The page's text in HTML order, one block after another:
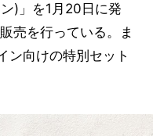
)」を1月20日に発
売を行っている。ま
ン向けの特別セット